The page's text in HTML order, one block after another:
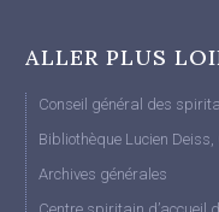
ALLER PLUS
Conseil général des
Bibliothèque Lucien
Archives générales